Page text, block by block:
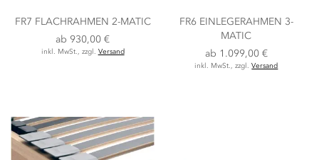
FR7 FLACHRAHMEN 2-MATIC
ab 930,00 €
inkl. MwSt., zzgl. Versand
FR6 EINLEGERAHMEN 3-
MATIC
ab 1.099,00 €
inkl. MwSt., zzgl.Versand